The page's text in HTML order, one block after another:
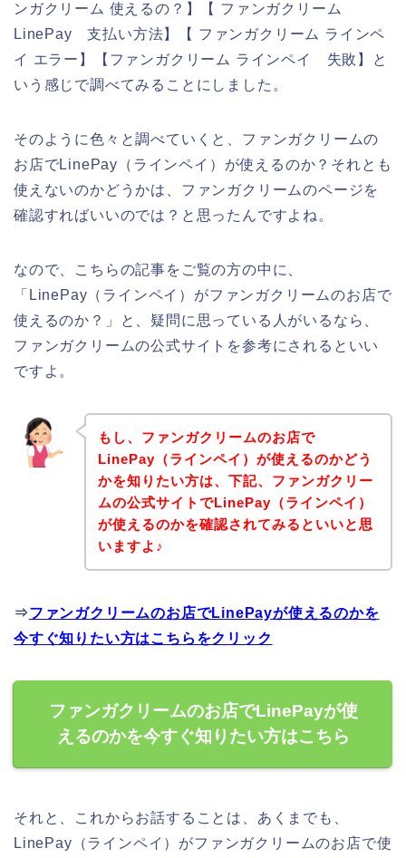
ンガクリーム 使えるの？】【 ファンガクリーム
LinePay 支払い方法】【 ファンガクリーム ラインペ
イ エラー】【ファンガクリーム ラインペイ 失敗】と
いう感じで調べてみることにしました。
そのように色々と調べていくと、ファンガクリームの
お店でLinePay（ラインペイ）が使えるのか？それとも
使えないのかどうかは、ファンガクリームのページを
確認すればいいのでは？と思ったんですよね。
なので、こちらの記事をご覧の方の中に、
「LinePay（ラインペイ）がファンガクリームのお店で
使えるのか？」と、疑問に思っている人がいるなら、
ファンガクリームの公式サイトを参考にされるといい
ですよ。
もし、ファンガクリームのお店で
LinePay（ラインペイ）が使えるのかどう
かを知りたい方は、下記、ファンガクリー
ムの公式サイトでLinePay（ラインペイ）
が使えるのかを確認されてみるといいと思
いますよ♪
⇒ファンガクリームのお店でLinePayが使えるのかを
今すぐ知りたい方はこちらをクリック
ファンガクリームのお店でLinePayが使
えるのかを今すぐ知りたい方はこちら
それと、これからお話することは、あくまでも、
LinePay（ラインペイ）がファンガクリームのお店で使